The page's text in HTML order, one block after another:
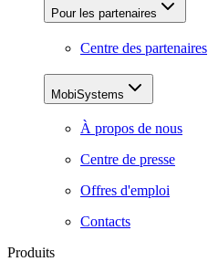
Pour les partenaires
Centre des partenaires
MobiSystems
À propos de nous
Centre de presse
Offres d'emploi
Contacts
Produits